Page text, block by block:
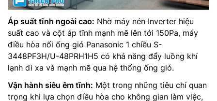
Áp suất tĩnh ngoài cao: Nhờ máy nén Inverter hiệu
suất cao và cột áp tĩnh mạnh mẽ lên tới 150Pa, máy
điều hòa nối ống gió Panasonic 1 chiều S-
3448PF3H/U-48PRH1H5 có khả năng đẩy luồng khí
lạnh đi xa và mạnh mẽ qua hệ thống ống gió.
Vận hành siêu êm tĩnh: Một trong những tiêu chí quan
trọng khi lựa chọn điều hòa cho không gian làm việc,